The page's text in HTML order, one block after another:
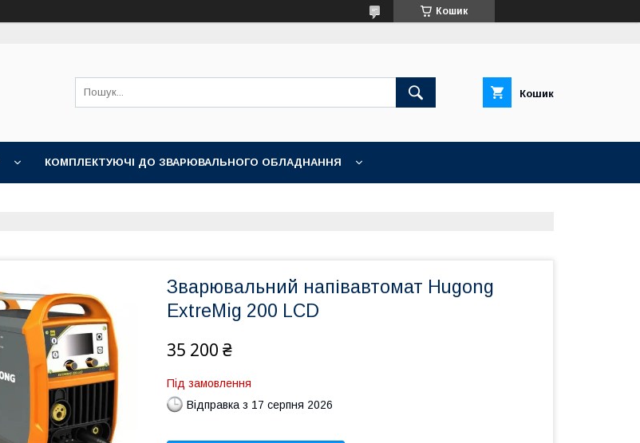
Кошик
Кошик
КОМПЛЕКТУЮЧІ ДО ЗВАРЮВАЛЬНОГО ОБЛАДНАННЯ
Зварювальний напівавтомат Hugong
ExtreMig 200 LCD
35 200 ₴
Під замовлення
Відправка з 17 серпня 2026